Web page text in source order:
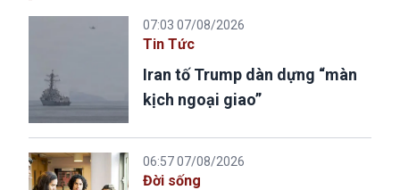
07:03 07/08/2026
Tin Tức
Iran tố Trump dàn dựng “màn
kịch ngoại giao”
06:57 07/08/2026
Đời sống